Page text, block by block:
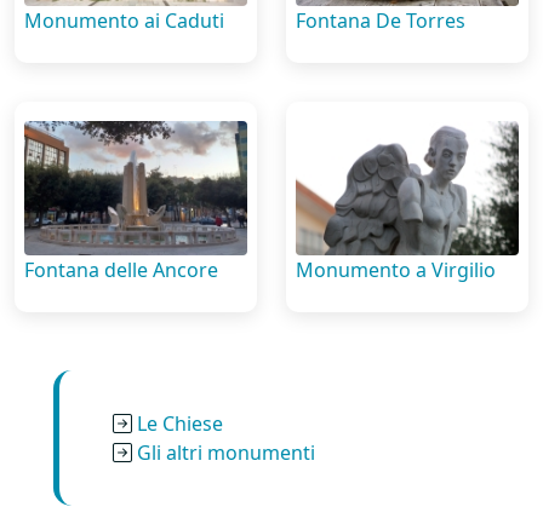
Monumento ai Caduti Fontana De Torres
Fontana delle Ancore Monumento a Virgilio
Le Chiese
Gli altri monumenti